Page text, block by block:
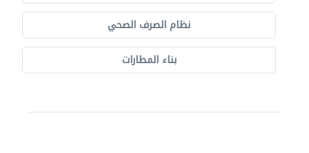
نظام الصرف الصحي
بناء المطارات